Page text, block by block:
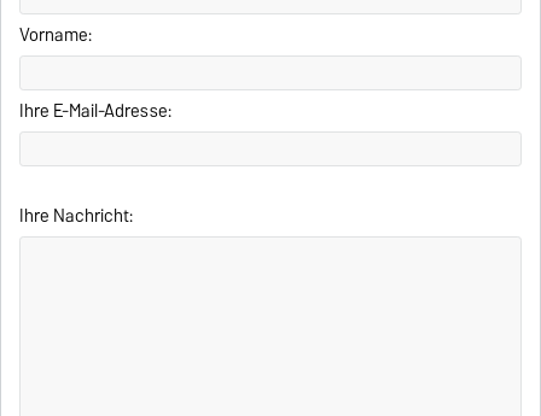
Vorname:
Ihre E-Mail-Adresse:
Ihre Nachricht: